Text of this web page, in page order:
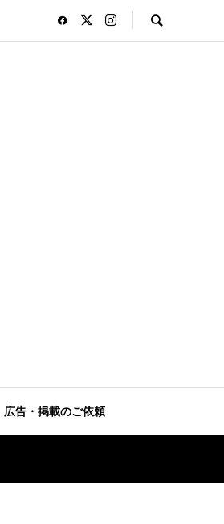
広告・掲載のご依頼